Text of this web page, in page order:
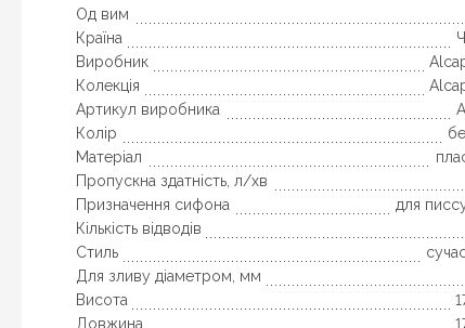
Од вим
Країна
Виробник
Колекція
Артикул виробника
Колір
Матеріал
Пропускна здатність, л/хв
Призначення сифона
для
Кількість відводів
Стиль
Для зливу діаметром, мм
Висота
Довжина